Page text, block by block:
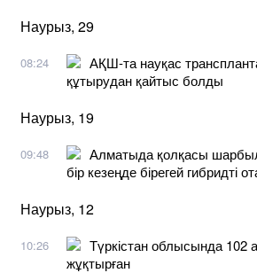
Наурыз, 29
08:24
АҚШ-та науқас
құтырудан қайтыс болды
Наурыз, 19
09:48
Алматыда қолқасы
бір кезеңде бірегей гибридті
Наурыз, 12
10:26
Түркістан облысында 102
жұқтырған